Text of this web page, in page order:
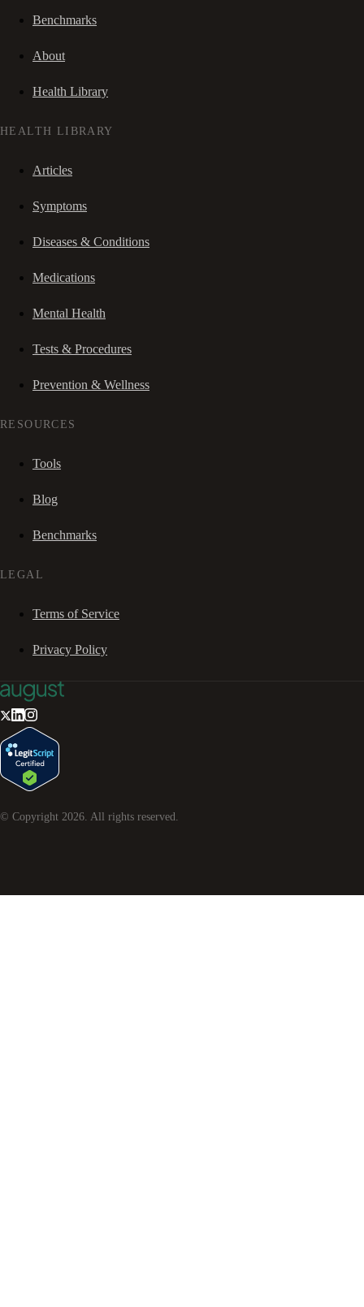
Benchmarks
About
Health Library
HEALTH LIBRARY
Articles
Symptoms
Diseases & Conditions
Medications
Mental Health
Tests & Procedures
Prevention & Wellness
RESOURCES
Tools
Blog
Benchmarks
LEGAL
Terms of Service
Privacy Policy
© Copyright 2026 . All rights reserved.